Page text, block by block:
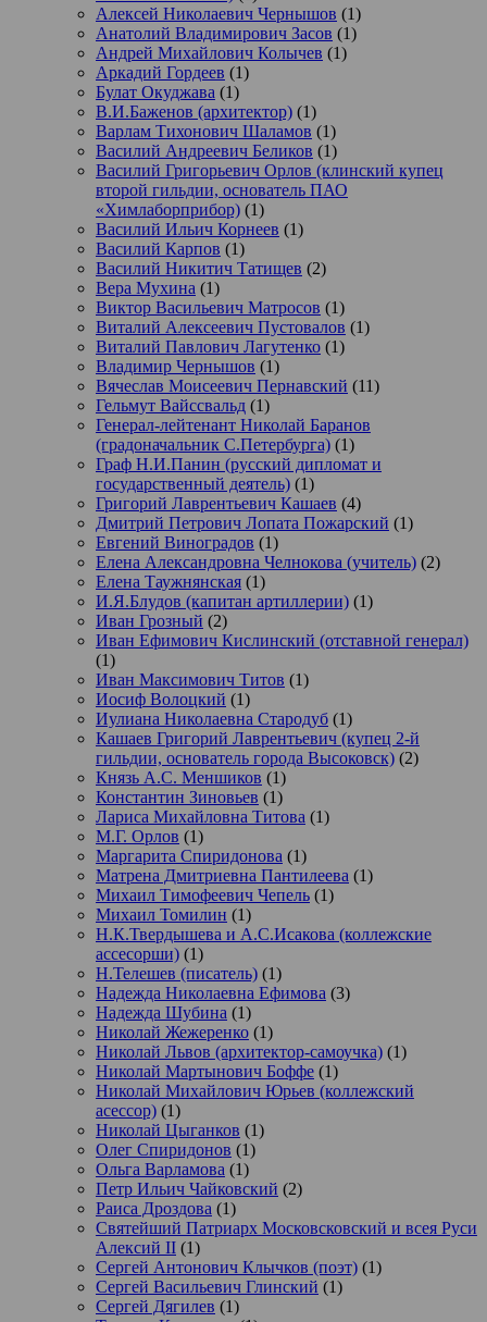
Алексей Николаевич Чернышов (1)
Анатолий Владимирович Засов (1)
Андрей Михайлович Колычев (1)
Аркадий Гордеев (1)
Булат Окуджава (1)
В.И.Баженов (архитектор) (1)
Варлам Тихонович Шаламов (1)
Василий Андреевич Беликов (1)
Василий Григорьевич Орлов (клинский купец
второй гильдии, основатель ПАО
«Химлаборприбор) (1)
Василий Ильич Корнеев (1)
Василий Карпов (1)
Василий Никитич Татищев (2)
Вера Мухина (1)
Виктор Васильевич Матросов (1)
Виталий Алексеевич Пустовалов (1)
Виталий Павлович Лагутенко (1)
Владимир Чернышов (1)
Вячеслав Моисеевич Пернавский (11)
Гельмут Вайссвальд (1)
Генерал-лейтенант Николай Баранов
(градоначальник С.Петербурга) (1)
Граф Н.И.Панин (русский дипломат и
государственный деятель) (1)
Григорий Лаврентьевич Кашаев (4)
Дмитрий Петрович Лопата Пожарский (1)
Евгений Виноградов (1)
Елена Александровна Челнокова (учитель) (2)
Елена Таужнянская (1)
И.Я.Блудов (капитан артиллерии) (1)
Иван Грозный (2)
Иван Ефимович Кислинский (отставной генерал)
(1)
Иван Максимович Титов (1)
Иосиф Волоцкий (1)
Иулиана Николаевна Стародуб (1)
Кашаев Григорий Лаврентьевич (купец 2-й
гильдии, основатель города Высоковск) (2)
Князь А.С. Меншиков (1)
Константин Зиновьев (1)
Лариса Михайловна Титова (1)
М.Г. Орлов (1)
Маргарита Спиридонова (1)
Матрена Дмитриевна Пантилеева (1)
Михаил Тимофеевич Чепель (1)
Михаил Томилин (1)
Н.К.Твердышева и А.С.Исакова (коллежские
ассесорши) (1)
Н.Телешев (писатель) (1)
Надежда Николаевна Ефимова (3)
Надежда Шубина (1)
Николай Жежеренко (1)
Николай Львов (архитектор-самоучка) (1)
Николай Мартынович Боффе (1)
Николай Михайлович Юрьев (коллежский
асессор) (1)
Николай Цыганков (1)
Олег Спиридонов (1)
Ольга Варламова (1)
Петр Ильич Чайковский (2)
Раиса Дроздова (1)
Святейший Патриарх Московсковский и всея Руси
Алексий II (1)
Сергей Антонович Клычков (поэт) (1)
Сергей Васильевич Глинский (1)
Сергей Дягилев (1)